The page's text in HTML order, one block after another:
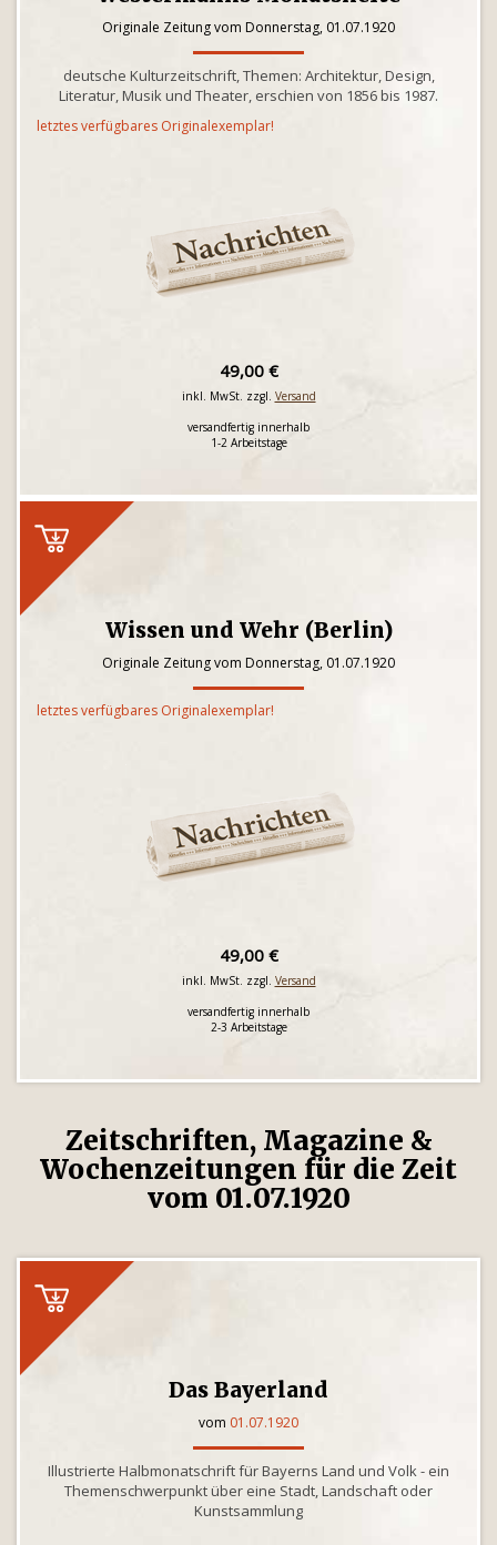
Originale Zeitung vom Donnerstag, 01.07.1920
deutsche Kulturzeitschrift, Themen: Architektur, Design,
Literatur, Musik und Theater, erschien von 1856 bis 1987.
letztes verfügbares Originalexemplar!
49,00 €
inkl. MwSt. zzgl. Versand
versandfertig innerhalb
1-2 Arbeitstage
Wissen und Wehr (Berlin)
Originale Zeitung vom Donnerstag, 01.07.1920
letztes verfügbares Originalexemplar!
49,00 €
inkl. MwSt. zzgl. Versand
versandfertig innerhalb
2-3 Arbeitstage
Zeitschriften, Magazine &
Wochenzeitungen für die Zeit
vom 01.07.1920
Das Bayerland
vom 01.07.1920
Illustrierte Halbmonatschrift für Bayerns Land und Volk - ein
Themenschwerpunkt über eine Stadt, Landschaft oder
Kunstsammlung